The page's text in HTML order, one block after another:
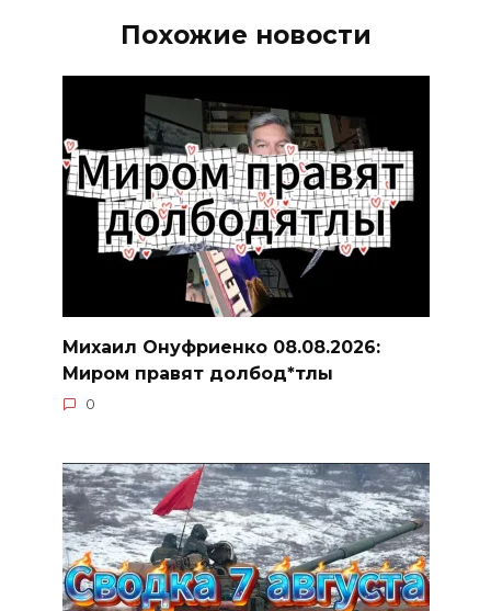
Похожие новости
Михаил Онуфриенко 08.08.2026:
Миром правят долбод*тлы
0